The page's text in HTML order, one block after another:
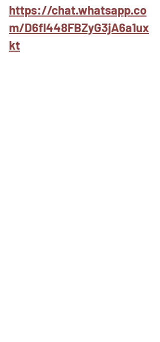
https://chat.whatsapp.co
m/D6fl448FBZyG3jA6a1ux
kt